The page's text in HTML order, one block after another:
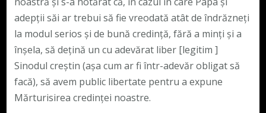
adepții săi ar trebui să fie vreodată atât de îndrăzneți
la modul serios și de bună credință, fără a minți și a
înșela, să dețină un cu adevărat liber [legitim ]
Sinodul creștin (așa cum ar fi într-adevăr obligat să
facă), să avem public libertate pentru a expune
Mărturisirea credinței noastre.